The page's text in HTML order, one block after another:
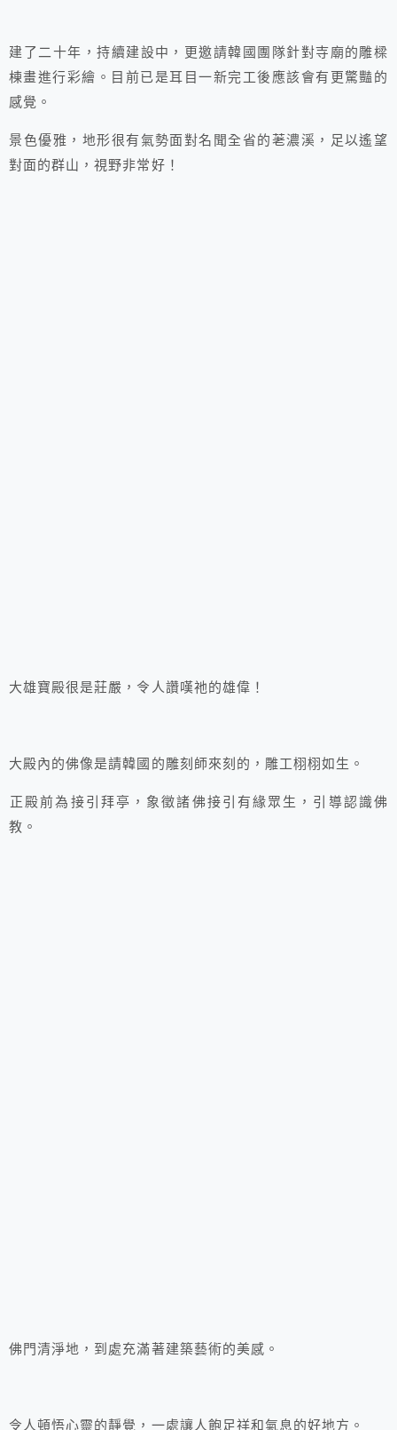
建了二十年，持續建設中，更邀請韓國團隊針對寺廟的雕樑
棟畫進行彩繪。目前已是耳目一新完工後應該會有更驚豔的
感覺。
景色優雅，地形很有氣勢面對名聞全省的荖濃溪，足以遙望
對面的群山，視野非常好！
大雄寶殿很是莊嚴，令人讚嘆祂的雄偉！
大殿內的佛像是請韓國的雕刻師來刻的，雕工栩栩如生。
正殿前為接引拜亭，象徵諸佛接引有緣眾生，引導認識佛
教。
佛門清淨地，到處充滿著建築藝術的美感。
令人頓悟心靈的靜覺，一處讓人飽足祥和氣息的好地方。